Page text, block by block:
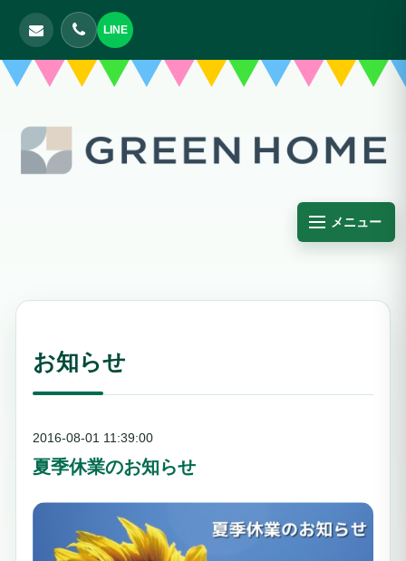
LINE
メニュー
お知らせ
2016-08-01 11:39:00
夏季休業のお知らせ